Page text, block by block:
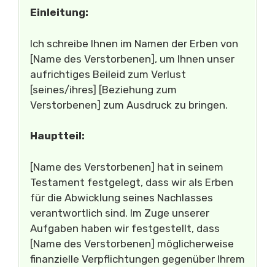
Einleitung:
Ich schreibe Ihnen im Namen der Erben von
[Name des Verstorbenen], um Ihnen unser
aufrichtiges Beileid zum Verlust
[seines/ihres] [Beziehung zum
Verstorbenen] zum Ausdruck zu bringen.
Hauptteil:
[Name des Verstorbenen] hat in seinem
Testament festgelegt, dass wir als Erben
für die Abwicklung seines Nachlasses
verantwortlich sind. Im Zuge unserer
Aufgaben haben wir festgestellt, dass
[Name des Verstorbenen] möglicherweise
finanzielle Verpflichtungen gegenüber Ihrem